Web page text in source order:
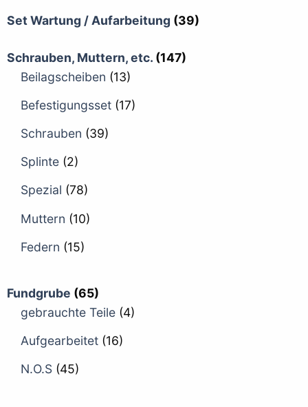
Set Wartung / Aufarbeitung (39)
Schrauben, Muttern, etc. (147)
Beilagscheiben (13)
Befestigungsset (17)
Schrauben (39)
Splinte (2)
Spezial (78)
Muttern (10)
Federn (15)
Fundgrube (65)
gebrauchte Teile (4)
Aufgearbeitet (16)
N.O.S (45)